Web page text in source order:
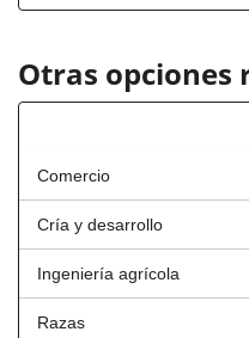
Otras opciones
Comercio
Cría y desarrollo
Ingeniería agrícola
Razas